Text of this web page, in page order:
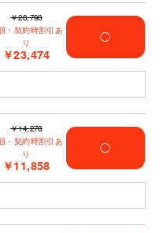
￥28,798
・契約時割引あ
り
￥23,474
◯
￥14,278
・契約時割引あ
り
￥11,858
◯